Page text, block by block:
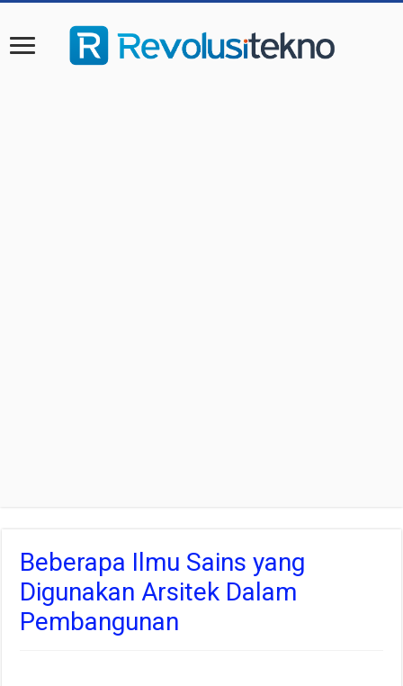
Beberapa Ilmu Sains yang
Digunakan Arsitek Dalam
Pembangunan